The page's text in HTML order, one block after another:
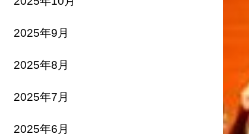
2025年9月
2025年8月
2025年7月
2025年6月